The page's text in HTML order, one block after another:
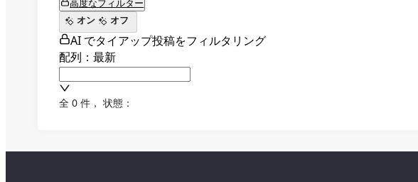
高度なフィルター
オン
オフ
AI でタイアップ投稿をフィルタリング
配列：最新
全 0 件 ， 状態：